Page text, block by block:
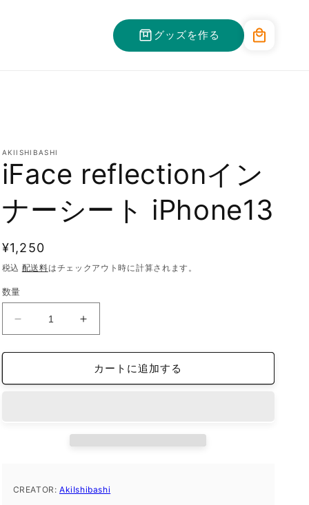
グッズを作る
ー
AKIISHIBASHI
iFace reflectionイン
ナーシート iPhone13
通
常
価
格
¥1,250
税込 配送料はチェックアウト時に計算されます。
数量
reflection
イ
ナ
の
iFace
reflection
イ
ン
ナ
ー
の
カートに追加する
CREATOR: AkiIshibashi